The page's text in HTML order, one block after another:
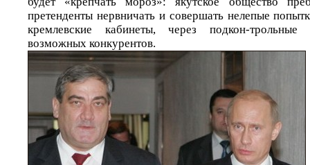
претенденты нервничать и совершать нелепые
кремлевские кабинеты, через подкон-
возможных конкурентов.